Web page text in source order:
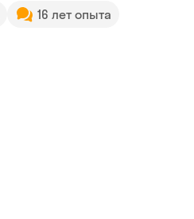
16 лет опыта